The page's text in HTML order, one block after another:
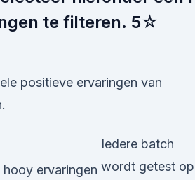
te filteren. 5☆
positieve ervaringen van
Iedere batch
wordt getest op